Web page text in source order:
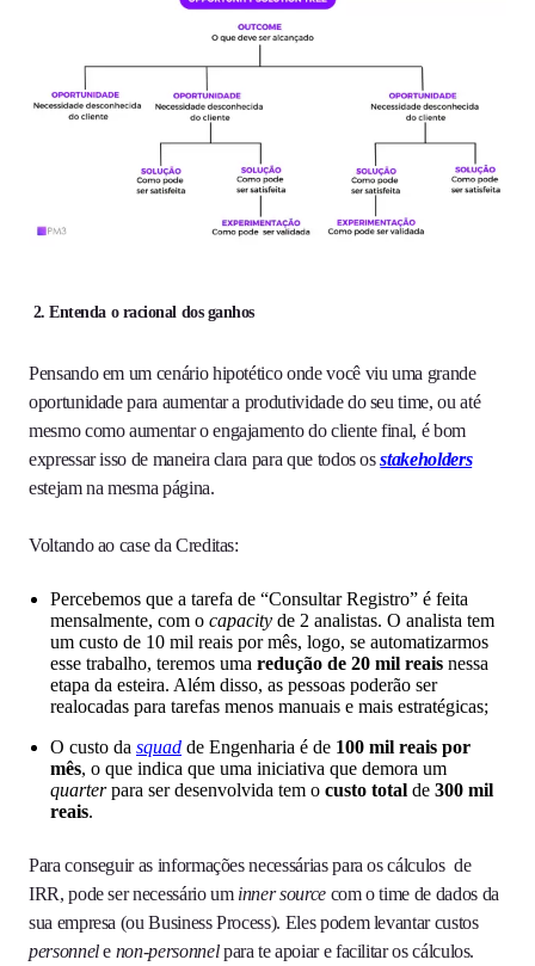
2. Entenda o racional dos ganhos
Pensando em um cenário hipotético onde você viu uma grande
oportunidade para aumentar a produtividade do seu time, ou até
mesmo como aumentar o engajamento do cliente final, é bom
expressar isso de maneira clara para que todos osstakeholders
estejam na mesma página.
Voltando ao case da Creditas:
Percebemos que a tarefa de “Consultar Registro” é feita
mensalmente, com o capacity de 2 analistas. O analista tem
um custo de 10 mil reais por mês, logo, se automatizarmos
esse trabalho, teremos uma redução de 20 mil reais nessa
etapa da esteira. Além disso, as pessoas poderão ser
realocadas para tarefas menos manuais e mais estratégicas;
O custo da squad de Engenharia é de 100 mil reais por
mês, o que indica que uma iniciativa que demora um
quarterpara ser desenvolvida tem o custo total de 300 mil
reais.
Para conseguir as informações necessárias para os cálculos de
IRR, pode ser necessário um inner source com o time de dados da
sua empresa (ou Business Process). Eles podem levantar custos
personnele non-personnelpara te apoiar e facilitar os cálculos.